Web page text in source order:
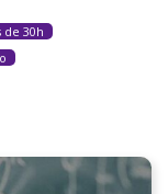
de 30h